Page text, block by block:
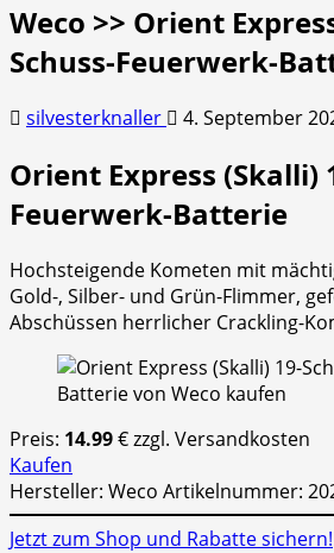
Weco >> Orient
Schuss-Feuerwerk-
silvesterknaller 4. September
Orient Express (Skalli)
Feuerwerk-Batterie
Hochsteigende Kometen mit
Gold-, Silber- und Grün-Flimmer,
Abschüssen herrlicher Crackling-
Preis: 14.99€ zzgl. Versandkosten
Kaufen
Hersteller: Weco Artikelnummer:
Jetzt zum Shop und Rabatte sichern!